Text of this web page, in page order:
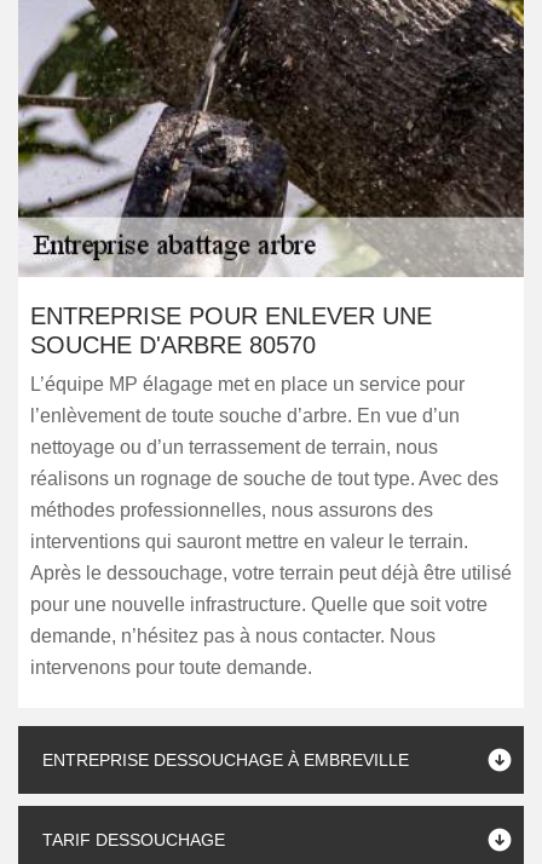
ENTREPRISE POUR ENLEVER UNE
SOUCHE D'ARBRE 80570
L’équipe MP élagage met en place un service pour
l’enlèvement de toute souche d’arbre. En vue d’un
nettoyage ou d’un terrassement de terrain, nous
réalisons un rognage de souche de tout type. Avec des
méthodes professionnelles, nous assurons des
interventions qui sauront mettre en valeur le terrain.
Après le dessouchage, votre terrain peut déjà être utilisé
pour une nouvelle infrastructure. Quelle que soit votre
demande, n’hésitez pas à nous contacter. Nous
intervenons pour toute demande.
ENTREPRISE DESSOUCHAGE À EMBREVILLE
TARIF DESSOUCHAGE